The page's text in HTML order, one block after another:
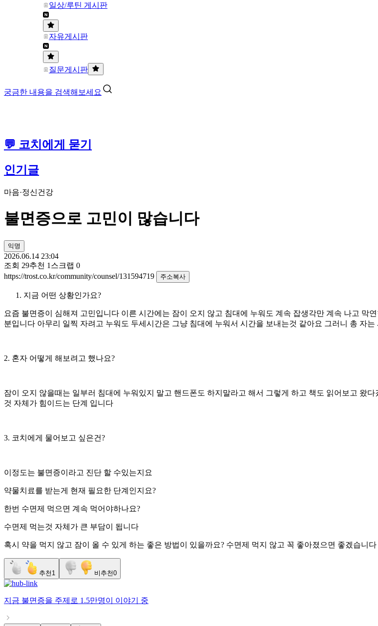
일상/루틴 게시판
자유게시판
질문게시판
궁금한 내용을 검색해보세요
💬 코치에게 묻기
인기글
마음·정신건강
불면증으로 고민이 많습니다
익명
2026.06.14 23:04
조회 29추천 1 스크랩 0
https://trost.co.kr/community/counsel/131594719
주소복사
지금 어떤 상황인가요?
요즘 불면증이 심해져 고민입니다 이른 시간에는 잠이 오지 않고 침대에 누워도 계속 잡생각만 계속 나고 막
분입니다 아무리 일찍 자려고 누워도 두세시간은 그냥 침대에 누워서 시간을 보내는것 같아요 그러니 총 자
2. 혼자 어떻게 해보려고 했나요?
잠이 오지 않을때는 일부러 침대에 누워있지 말고 핸드폰도 하지말라고 해서 그렇게 하고 책도 읽어보고 왔
것 자체가 힘이드는 단계 입니다
3. 코치에게 물어보고 싶은건?
이정도는 불면증이라고 진단 할 수있는지요
약물치료를 받는게 현재 필요한 단계인지요?
한번 수면제 먹으면 계속 먹어야하나요?
수면제 먹는것 자체가 큰 부담이 됩니다
혹시 약을 먹지 않고 잠이 올 수 있게 하는 좋은 방법이 있을까요? 수면제 먹지 않고 꼭 좋아졌으면 좋겠습니다
추천 1 비추천0
지금 불면증을 주제로 1.5만명이 이야기 중